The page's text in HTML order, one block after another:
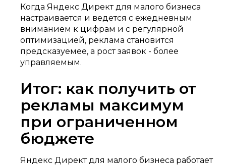
Когда Яндекс Директ для малого бизнеса
настраивается и ведется с ежедневным
вниманием к цифрам и с регулярной
оптимизацией, реклама становится
предсказуемее, а рост заявок - более
управляемым.
Итог: как получить от
рекламы максимум
при ограниченном
бюджете
Яндекс Директ для малого бизнеса работает